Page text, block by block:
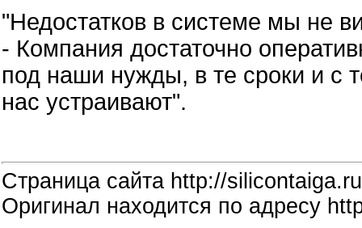
"Недостатков в системе мы не
- Компания достаточно
под наши нужды, в те сроки и с
нас устраивают".
Страница сайта http://silicontaiga.ru
Оригинал находится по адресу